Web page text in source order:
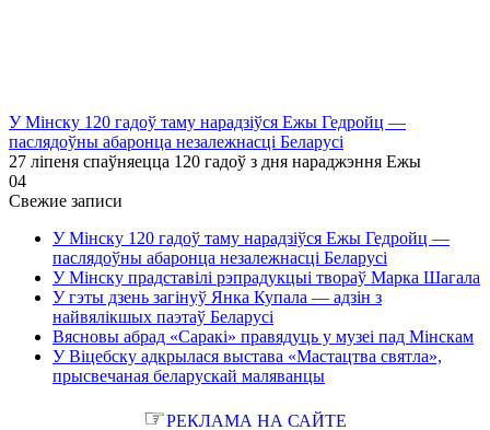
У Мінску 120 гадоў таму нарадзіўся Ежы Гедройц —
паслядоўны абаронца незалежнасці Беларусі
27 ліпеня спаўняецца 120 гадоў з дня нараджэння Ежы
04
Свежие записи
У Мінску 120 гадоў таму нарадзіўся Ежы Гедройц —
паслядоўны абаронца незалежнасці Беларусі
У Мінску прадставілі рэпрадукцыі твораў Марка Шагала
У гэты дзень загінуў Янка Купала — адзін з
найвялікшых паэтаў Беларусі
Вясновы абрад «Саракі» правядуць у музеі пад Мінскам
У Віцебску адкрылася выстава «Мастацтва святла»,
прысвечаная беларускай маляванцы
☞РЕКЛАМА НА САЙТЕ